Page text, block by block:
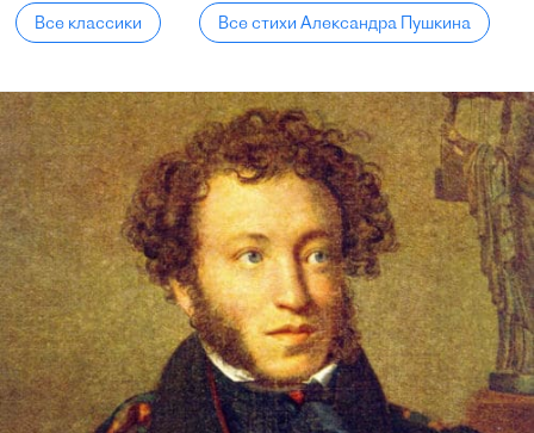
Все классики Все стихи Александра Пушкина